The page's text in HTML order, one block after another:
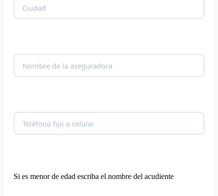
Si es menor de edad escriba el nombre del acudiente